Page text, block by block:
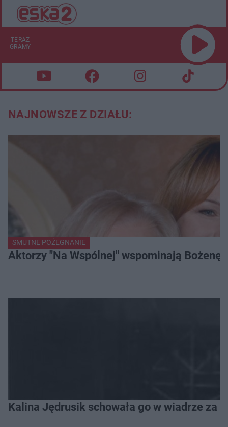
TERAZ
GRAMY
NAJNOWSZE Z DZIAŁU:
SMUTNE POŻEGNANIE
Aktorzy "Na Wspólnej" wspominają Bożenę
Kalina Jędrusik schowała go w wiadrze za